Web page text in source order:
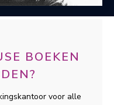
BOEKEN
voor alle